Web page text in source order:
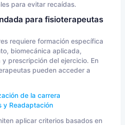
para evitar recaídas.
para fisioterapeutas
requiere formación específica
biomecánica aplicada,
prescripción del ejercicio. En
pueden acceder a
de la carrera
y Readaptación
aplicar criterios basados en